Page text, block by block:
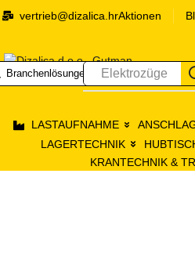
vertrieb@dizalica.hrAktionen
Branchenlösungen Elektrozüge
LASTAUFNAHME
LAGERTECHNIK
KRANTECHNIK &